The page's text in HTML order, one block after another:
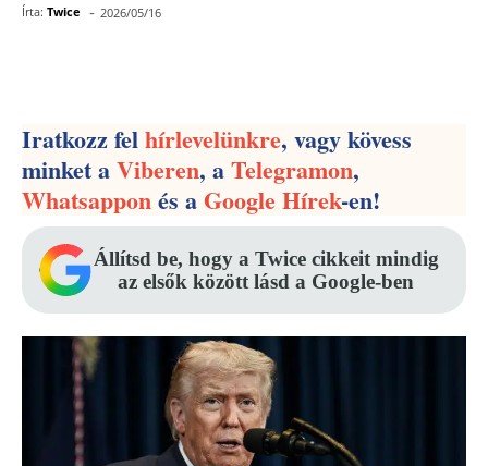
Írta: Twice - 2026/05/16
Iratkozz felhírlevelünkre, vagy kövess
minket aViberen, aTelegramon,
Whatsapponés aGoogle Hírek-en!
Állítsd be, hogy a Twice cikkeit mindig
az elsők között lásd a Google-ben